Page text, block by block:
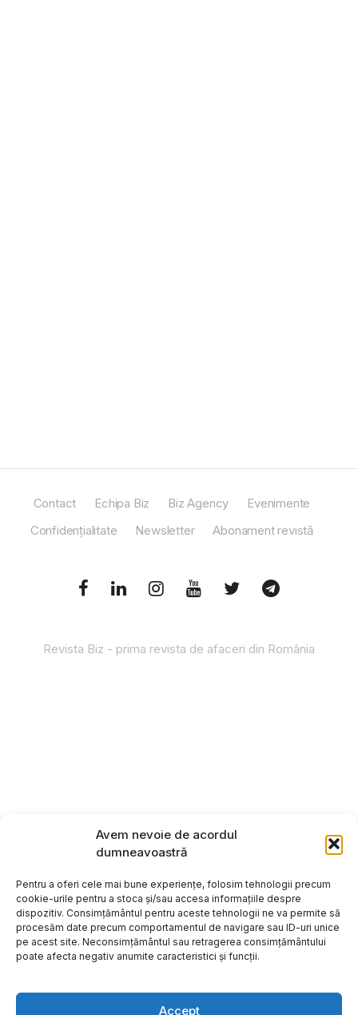
Avem nevoie de acordul
dumneavoastră
Pentru a oferi cele mai bune experiențe, folosim tehnologii precum
cookie-urile pentru a stoca și/sau accesa informațiile despre
dispozitiv. Consimțământul pentru aceste tehnologii ne va permite să
procesăm date precum comportamentul de navigare sau ID-uri unice
pe acest site. Neconsimțământul sau retragerea consimțământului
poate afecta negativ anumite caracteristici și funcții.
Accept
Contact Echipa Biz Biz Agency
Evenimente
Confidențialitate
Newsletter Abonament revistă
Revista Biz - prima revista de afaceri din România